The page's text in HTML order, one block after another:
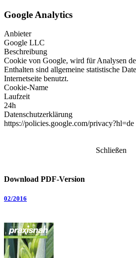
Google Analytics
Anbieter
Google LLC
Beschreibung
Cookie von Google, wird für Analysen
Enthalten sind allgemeine statistische
Internetseite benutzt.
Cookie-Name
Laufzeit
24h
Datenschutzerklärung
https://policies.google.com/privacy?hl=de
Schließen
Download PDF-Version
02/2016